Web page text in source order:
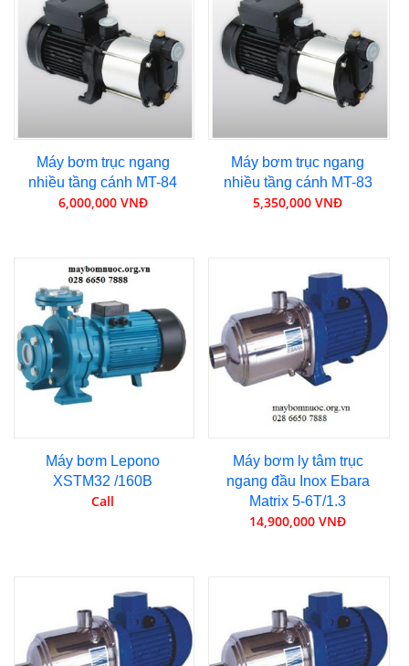
Máy bơm trục ngang
nhiều tầng cánh MT-84
6,000,000 VNĐ
Máy bơm trục ngang
nhiều tầng cánh MT-83
5,350,000 VNĐ
Máy bơm Lepono
XSTM32 /160B
Call
Máy bơm ly tâm trục
ngang đầu Inox Ebara
Matrix 5-6T/1.3
14,900,000 VNĐ